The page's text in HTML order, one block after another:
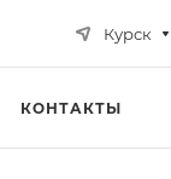
Курск
КОНТАКТЫ